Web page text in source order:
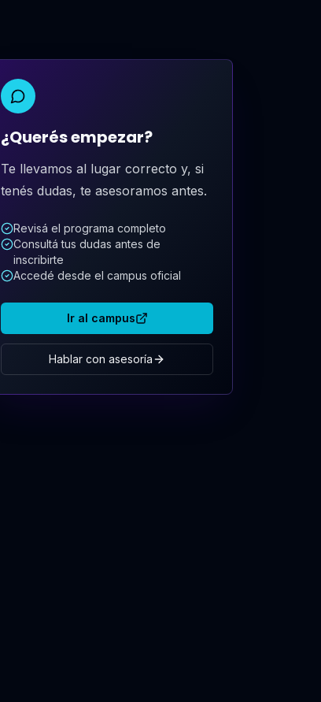
¿Querés empezar?
Te llevamos al lugar correcto y, si
tenés dudas, te asesoramos antes.
Revisá el programa completo
Consultá tus dudas antes de
inscribirte
Accedé desde el campus oficial
Ir al campus
Hablar con asesoría